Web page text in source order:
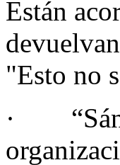
Están
"Esto no
·